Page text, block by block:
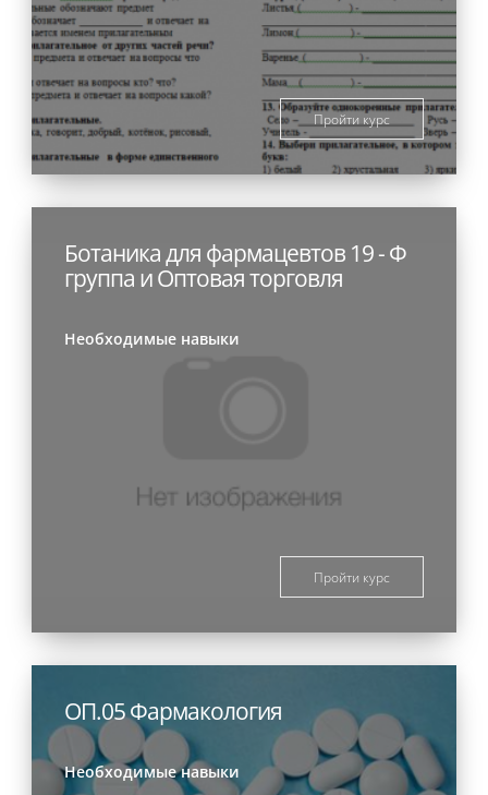
Пройти курс
Ботаника для фармацевтов 19 - Ф
группа и Оптовая торговля
Необходимые навыки
Пройти курс
ОП.05 Фармакология
Необходимые навыки